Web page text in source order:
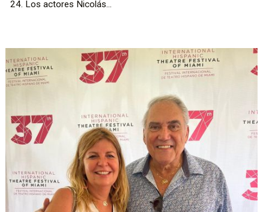
24. Los actores Nicolás...